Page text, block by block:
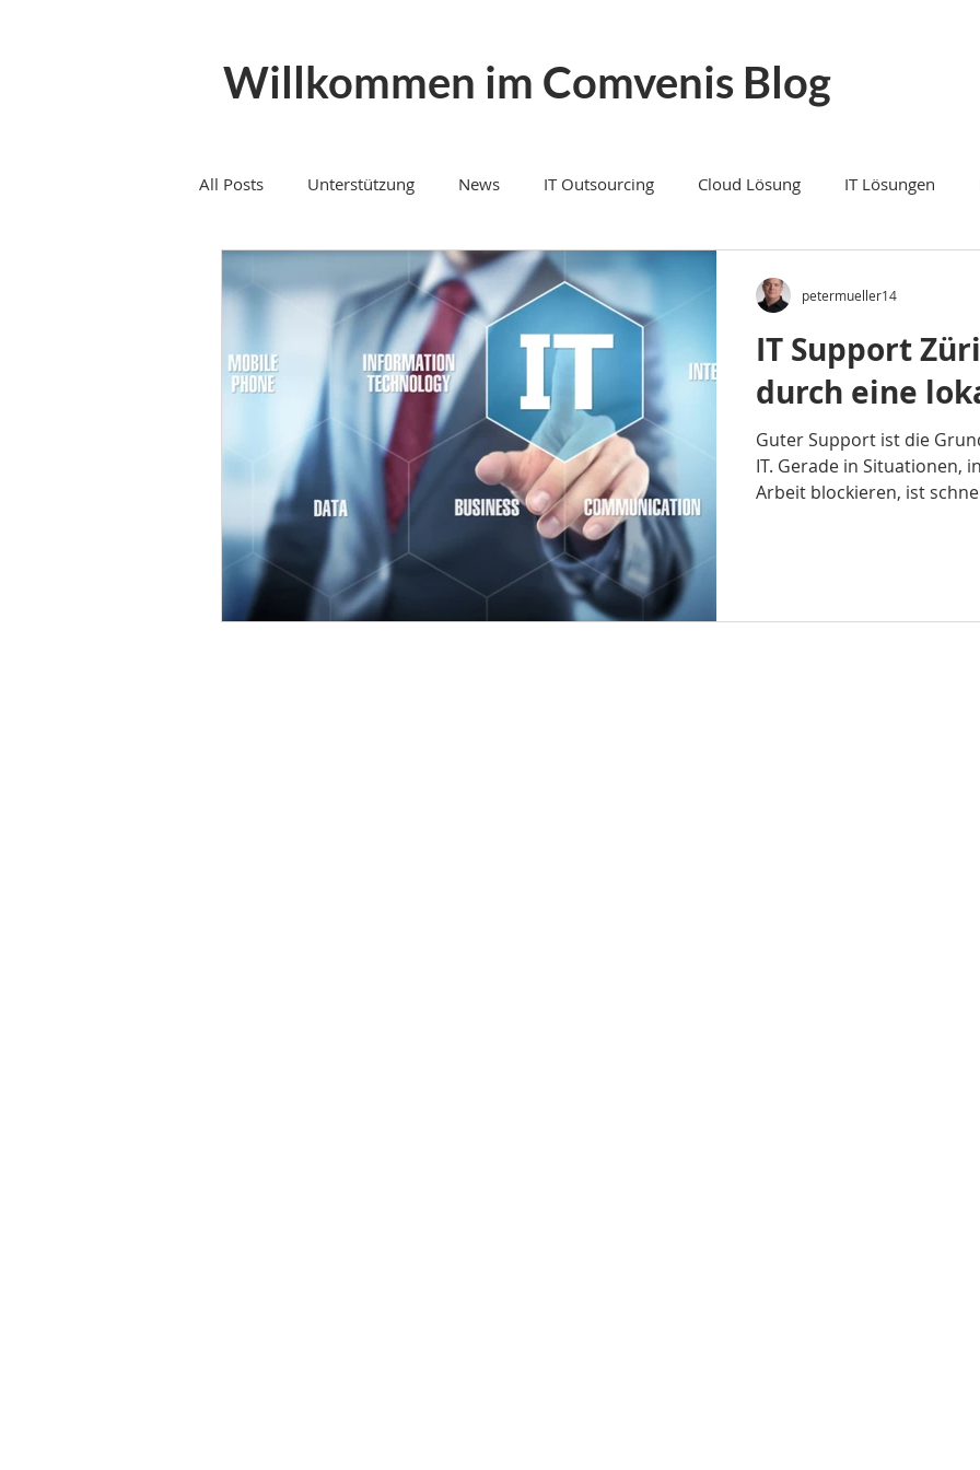
Willkommen im Comvenis Blog
All Posts Unterstützung News IT Outsourcing Cloud Lösung IT Lösungen
Telefonie und Vernetzung
Telematik IT auslagern IT Dienstleister IP Telefonie IT Support
IT Partner it support Cybersicherheit Cybersecurity Cloud Speicher Schweiz
IT Support
durch eine
Guter Support ist die
IT. Gerade in Situationen,
Arbeit blockieren, ist
petermueller14